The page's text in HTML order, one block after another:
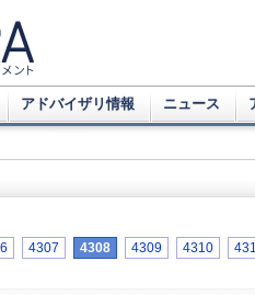
アドバイザリ情報 ニュース
4307 4308 4309 4310